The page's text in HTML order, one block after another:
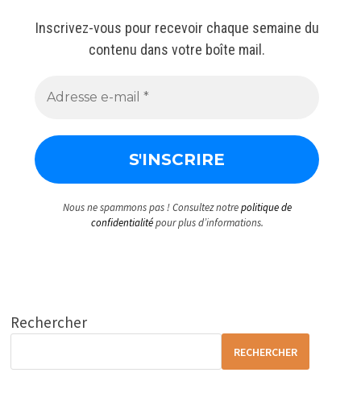
Inscrivez-vous pour recevoir chaque semaine du
contenu dans votre boîte mail.
Nous ne spammons pas ! Consultez notrepolitique de
confidentialitépour plus d’informations.
Rechercher
RECHERCHER